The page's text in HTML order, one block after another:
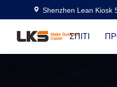
Shenzhen Lean Kiosk
ΣΠΊΤΙ